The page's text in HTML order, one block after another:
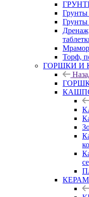
Грунты
Грунты
Торф,
ГОРШКИ И